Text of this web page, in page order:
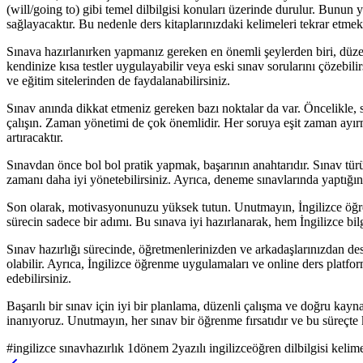
(will/going to) gibi temel dilbilgisi konuları üzerinde durulur. Bunun
sağlayacaktır. Bu nedenle ders kitaplarınızdaki kelimeleri tekrar
Sınava hazırlanırken yapmanız gereken en önemli şeylerden biri,
kendinize kısa testler uygulayabilir veya eski sınav sorularını
ve eğitim sitelerinden de faydalanabilirsiniz.
Sınav anında dikkat etmeniz gereken bazı noktalar da var.
çalışın. Zaman yönetimi de çok önemlidir. Her soruya eşit zaman
artıracaktır.
Sınavdan önce bol bol pratik yapmak, başarının anahtarıdır. Sınav
zamanı daha iyi yönetebilirsiniz. Ayrıca, deneme sınavlarında
Son olarak, motivasyonunuzu yüksek tutun. Unutmayın, İngilizce
sürecin sadece bir adımı. Bu sınava iyi hazırlanarak, hem İngilizce
Sınav hazırlığı sürecinde, öğretmenlerinizden ve
olabilir. Ayrıca, İngilizce öğrenme uygulamaları ve online ders
edebilirsiniz.
Başarılı bir sınav için iyi bir planlama, düzenli çalışma ve doğru
inanıyoruz. Unutmayın, her sınav bir öğrenme fırsatıdır ve bu
#ingilizce sınavhazırlık 1dönem 2yazılı ingilizceöğren dilbilgisi